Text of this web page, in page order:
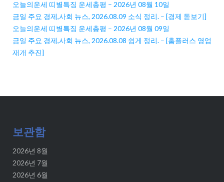
오늘의운세 띠별특징 운세총평 – 2026년 08월 10일
금일 주요 경제,사회 뉴스, 2026.08.09 소식 정리. – [경제 돋보기]
오늘의운세 띠별특징 운세총평 – 2026년 08월 09일
금일 주요 경제,사회 뉴스, 2026.08.08 쉽게 정리. – [홈플러스 영업
재개 추진]
보관함
2026년 8월
2026년 7월
2026년 6월